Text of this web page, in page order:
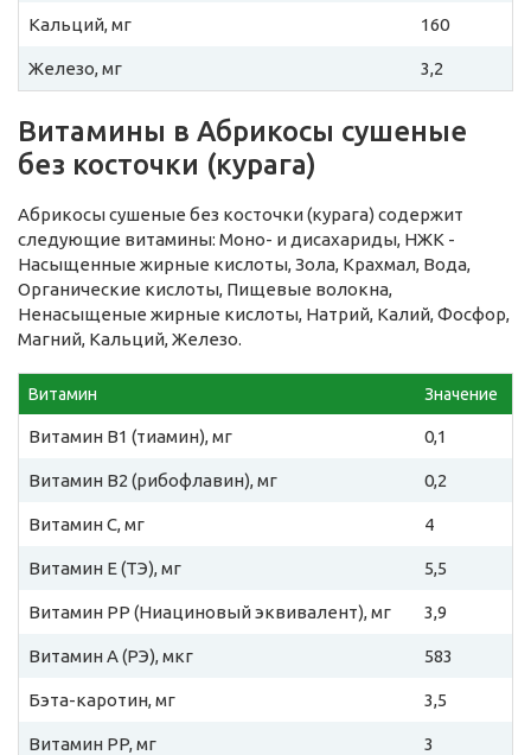
Кальций, мг 160
Железо, мг 3,2
Витамины в Абрикосы сушеные
без косточки (курага)
Абрикосы сушеные без косточки (курага) содержит
следующие витамины: Моно- и дисахариды, НЖК -
Насыщенные жирные кислоты, Зола, Крахмал, Вода,
Органические кислоты, Пищевые волокна,
Ненасыщеные жирные кислоты, Натрий, Калий, Фосфор,
Магний, Кальций, Железо.
Витамин Значение
Витамин B1 (тиамин), мг 0,1
Витамин B2 (рибофлавин), мг 0,2
Витамин C, мг 4
Витамин E (ТЭ), мг 5,5
Витамин PP (Ниациновый эквивалент), мг 3,9
Витамин A (РЭ), мкг 583
Бэта-каротин, мг 3,5
Витамин PP, мг 3